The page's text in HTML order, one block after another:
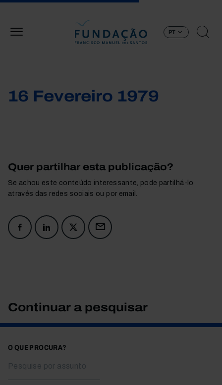
PT
16 Fevereiro 1979
Quer partilhar esta publicação?
Se achou este conteúdo interessante, pode partilhá-lo
através das redes sociais ou por email.
Continuar a pesquisar
O QUE PROCURA?